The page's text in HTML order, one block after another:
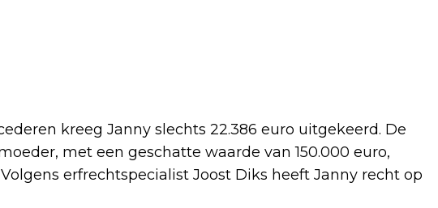
kreeg Janny slechts 22.386 euro uitgekeerd. De
met een geschatte waarde van 150.000 euro,
erfrechtspecialist Joost Diks heeft Janny recht op